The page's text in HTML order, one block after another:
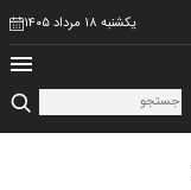
یکشنبه ۱۸ مرداد ۱۴۰۵